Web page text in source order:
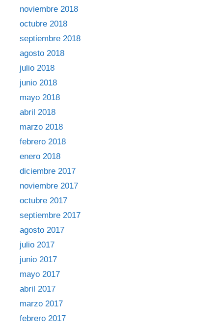
noviembre 2018
octubre 2018
septiembre 2018
agosto 2018
julio 2018
junio 2018
mayo 2018
abril 2018
marzo 2018
febrero 2018
enero 2018
diciembre 2017
noviembre 2017
octubre 2017
septiembre 2017
agosto 2017
julio 2017
junio 2017
mayo 2017
abril 2017
marzo 2017
febrero 2017